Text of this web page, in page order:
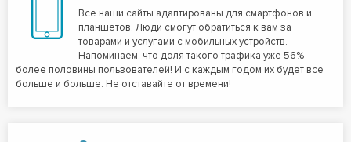
Все наши сайты адаптированы для смартфонов и
планшетов. Люди смогут обратиться к вам за
товарами и услугами с мобильных устройств.
Напоминаем, что доля такого трафика уже 56% -
более половины пользователей! И с каждым годом их будет все
больше и больше. Не отставайте от времени!